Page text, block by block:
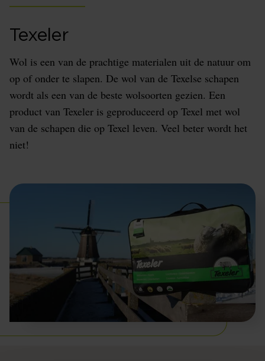
Texeler
Wol is een van de prachtige materialen uit de natuur om
op of onder te slapen. De wol van de Texelse schapen
wordt als een van de beste wolsoorten gezien. Een
product van Texeler is geproduceerd op Texel met wol
van de schapen die op Texel leven. Veel beter wordt het
niet!